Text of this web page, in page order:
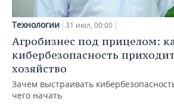
Технологии 31 июл, 00:00
Агробизнес под прицелом:
кибербезопасность
хозяйство
Зачем выстраивать
чего начать